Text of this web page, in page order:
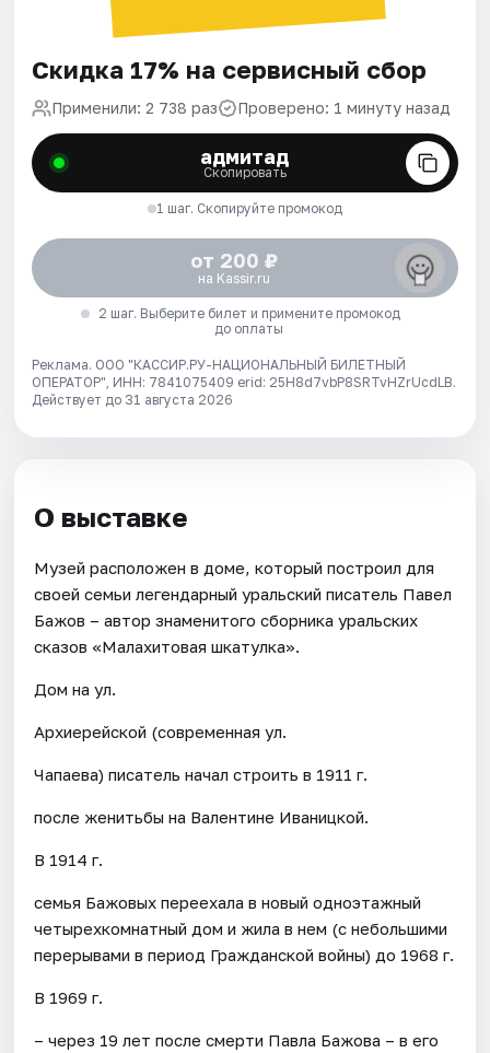
Скидка 17% на сервисный сбор
Применили: 2 738 раз Проверено: 1 минуту назад
адмитад
Скопировать
1 шаг. Скопируйте промокод
от 200 ₽
на Kassir.ru
2 шаг. Выберите билет и примените промокод
до оплаты
Реклама. ООО "КАССИР.РУ-НАЦИОНАЛЬНЫЙ БИЛЕТНЫЙ
ОПЕРАТОР", ИНН: 7841075409 erid: 25H8d7vbP8SRTvHZrUcdLB.
Действует до 31 августа 2026
О выставке
Музей расположен в доме, который построил для
своей семьи легендарный уральский писатель Павел
Бажов – автор знаменитого сборника уральских
сказов «Малахитовая шкатулка».
Дом на ул.
Архиерейской (современная ул.
Чапаева) писатель начал строить в 1911 г.
после женитьбы на Валентине Иваницкой.
В 1914 г.
семья Бажовых переехала в новый одноэтажный
четырехкомнатный дом и жила в нем (с небольшими
перерывами в период Гражданской войны) до 1968 г.
В 1969 г.
– через 19 лет после смерти Павла Бажова – в его